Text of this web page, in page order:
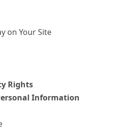
on Your Site
Rights
Information